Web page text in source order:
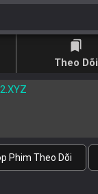
bookmarks
Theo Dõi
Phim Theo Dõi